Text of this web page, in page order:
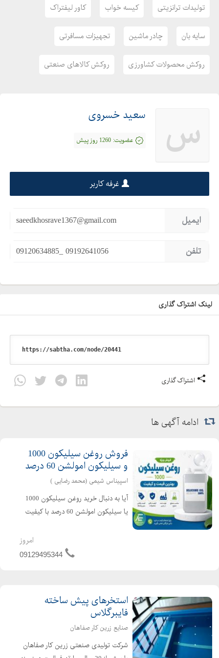
روکش کالاهای صنعتی و آزمایشگاهی-سازه های نمایشگاهی- سازه
غلات ، علوفه ، سیلو و (- پوشش های استخر آب ( بستر سازی، سایه
و بطور کلی کلیه سفارشات تخصصی در زمینه روکش ، چادر ، محافظ و
زمینه های فعالیت:
سازه های بادی، سازه های تفریحی و ورزشی، سازه های پارچه ای و
کششی، پوشش های سیلو، پوشش های استخر آب، تجهیزات
تولیدات ترانزیتی کیسه خواب کاور لیفتراک
سایه بان چادر ماشین تجهیزات مسافرتی
روکش محصولات کشاورزی روکش کالاهای صنعتی
س سعید خسروی
عضویت: 1260 روز پیش
غرفه کاربر
ایمیل saeedkhosrave1367@gmail.com
تلفن 09120634885_ 09192641056
لینک اشتراک گذاری
اشتراک گذاری
ادامه آگهی ها
فروش روغن سیلیکون 1000
و سیلیکون امولشن 60 درصد
اسپیناس شیمی (محمد رضایی )
آیا به دنبال خرید روغن سیلیکون 1000
یا سیلیکون امولشن 60 درصد با کیفیت
اسپیناس شیمی تأمین کننده انواع مواد
اولیه شیمیایی ، آماده ارائه این
امروز
09129495344
استخرهای پیش ساخته
فایبرگلاس
صنایع زرین کار صفاهان
شرکت تولیدی صنعتی زرین کار صفاهان